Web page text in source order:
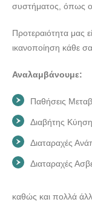
συστήματος, όπως ο
Προτεραιότητα μας
ικανοποίηση κάθε
Αναλαμβάνουμε:
Παθήσεις
Διαβήτης
Διαταραχές
Διαταραχές
καθώς και πολλά